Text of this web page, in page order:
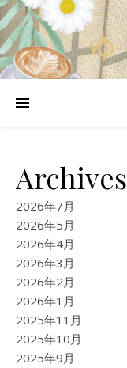
Archives
2026年7月
2026年5月
2026年4月
2026年3月
2026年2月
2026年1月
2025年11月
2025年10月
2025年9月